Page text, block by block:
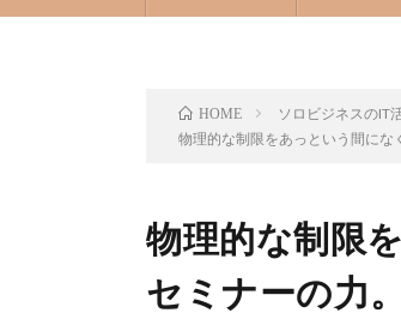
HOME ソロビジネスのIT
物理的な制限をあっという間にな
物理的な制限
セミナーの力。